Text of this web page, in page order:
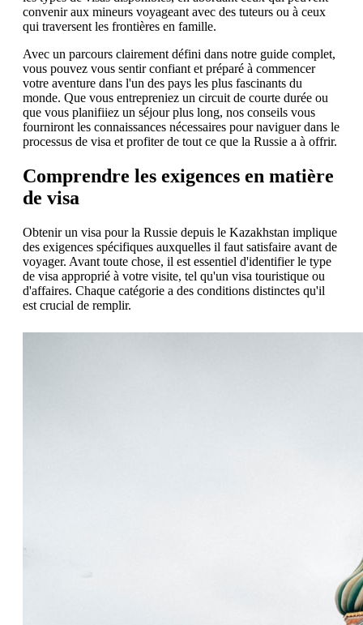
convenir aux mineurs voyageant avec des tuteurs ou à ceux
qui traversent les frontières en famille.
Avec un parcours clairement défini dans notre guide complet,
vous pouvez vous sentir confiant et préparé à commencer
votre aventure dans l'un des pays les plus fascinants du
monde. Que vous entrepreniez un circuit de courte durée ou
que vous planifiiez un séjour plus long, nos conseils vous
fourniront les connaissances nécessaires pour naviguer dans le
processus de visa et profiter de tout ce que la Russie a à offrir.
Comprendre les exigences en matière
de visa
Obtenir un visa pour la Russie depuis le Kazakhstan implique
des exigences spécifiques auxquelles il faut satisfaire avant de
voyager. Avant toute chose, il est essentiel d'identifier le type
de visa approprié à votre visite, tel qu'un visa touristique ou
d'affaires. Chaque catégorie a des conditions distinctes qu'il
est crucial de remplir.